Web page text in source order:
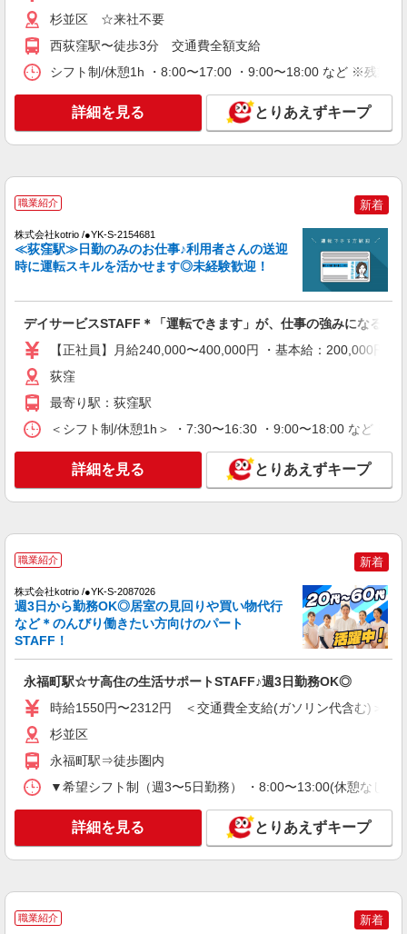
業時は別途時間外手当支給（超過1分〜） ◎居住
支援特別手当は勤続5年目までの方はさらに1万円
支給（再入社は除く） ◎賞与 基本給2.08ヶ月分/
年支給
キープ
SOMPOケア 杉並 訪問介護/4022cc3
時給：1,320円 ーーーーーーー 【資格取得
谷下田ビル2階
アルバイト パート
介護スタッフ
★（東京都）居住支援特別手当対象求人 【介
保加入者）の場合は時給1,460円 【実務者研修・
合は時給1,380円 ※居住支援特別手当は勤続5年目
までの方はさらに時給＋50円（再入社者は除く）
SOMPOケア 高井戸 デイサービス/3111ja1
介護スタッフ
万円〜 ※職務手当、特別職務手当、特別地域手
当、（東京都）居住支援特別手当、働きがい向上
手当含む ※居住支援特別手当は勤続5年目までの
方はさらに1万円支給（再入社は除く） ◎賞与：
基本給2.08ヶ月分/年支給 ◎残業時は別途時間外手
当支給（超過1分〜）
東京都杉並区上高井戸3-6-9 ベルシャトウ上
キープ 詳細を見る
正社員
そんぽの家S 井荻/2014ba1
当、（東京都）居住支援特別手当、特別夜勤手
当、日祝手当（月平均2回分）、夜勤手当（月平均
5回分）等、毎月平均的に支払われる手当を含みま
さらに1万円支給（再入社は除く） ◎賞与：基本
給2.08ヶ月分/年支給 ◎残業時は別途時間外手当支
給（超過1分〜）
東京都杉並区井草3丁目17-13
SOMPOケア 杉並 訪問介護/4022ca1
杉並区 ☆来社不要
西荻窪駅〜徒歩3分 交通費全額支給
シフト制/休憩1h ・8:00〜17:00 ・9:00〜18:00 など ※残業
詳細を見る とりあえずキープ
職業紹介 新着
株式会社kotrio /●YK-S-2154681
≪荻窪駅≫日勤のみのお仕事♪利用者さんの送迎
時に運転スキルを活かせます◎未経験歓迎！
デイサービスSTAFF＊「運転できます」が、仕事の強みになる職場
【正社員】月給240,000〜400,000円 ・基本給：200,000円
荻窪
最寄り駅：荻窪駅
＜シフト制/休憩1h＞ ・7:30〜16:30 ・9:00〜18:00 など ※
詳細を見る とりあえずキープ
職業紹介 新着
株式会社kotrio /●YK-S-2087026
週3日から勤務OK◎居室の見回りや買い物代行
など＊のんびり働きたい方向けのパート
STAFF！
永福町駅☆サ高住の生活サポートSTAFF♪週3日勤務OK◎
時給1550円〜2312円 ＜交通費全支給(ガソリン代含む)＞
杉並区
永福町駅⇒徒歩圏内
▼希望シフト制（週3〜5日勤務） ・8:00〜13:00(休憩なし)
詳細を見る とりあえずキープ
職業紹介 新着